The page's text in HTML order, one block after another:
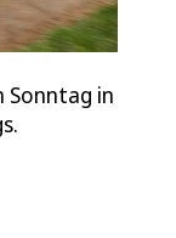
Sonntag in